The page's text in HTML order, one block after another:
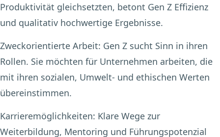
Produktivität gleichsetzten, betont Gen Z Effizienz
und qualitativ hochwertige Ergebnisse.
Zweckorientierte Arbeit: Gen Z sucht Sinn in ihren
Rollen. Sie möchten für Unternehmen arbeiten, die
mit ihren sozialen, Umwelt- und ethischen Werten
übereinstimmen.
Karrieremöglichkeiten: Klare Wege zur
Weiterbildung, Mentoring und Führungspotenzial